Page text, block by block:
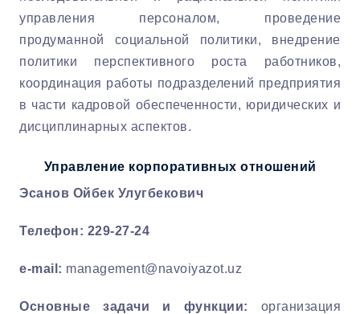
управления персоналом, проведение
продуманной социальной политики, внедрение
политики перспективного роста работников,
координация работы подразделений предприятия
в части кадровой обеспеченности, юридических и
дисциплинарных аспектов.
Управление корпоративных отношений
Эсанов Ойбек Улугбекович
Телефон: 229-27-24
e-mail : management@navoiyazot.uz
Основные задачи и функции: организация